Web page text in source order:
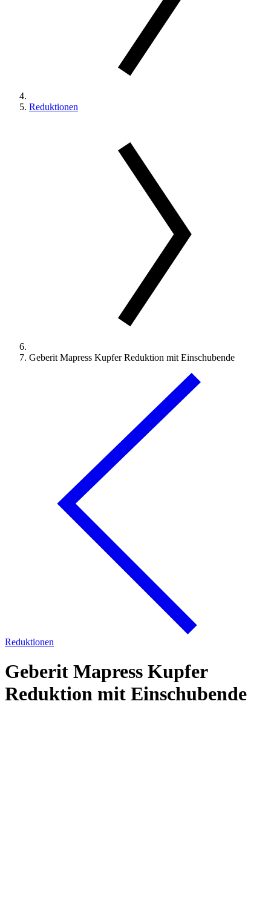
Reduktionen
Geberit Mapress Kupfer Reduktion mit Einschubende
Reduktionen
Geberit Mapress Kupfer
Reduktion mit Einschubende